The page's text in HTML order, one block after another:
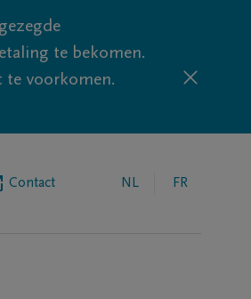
te bekomen.
te voorkomen.
Contact NL FR